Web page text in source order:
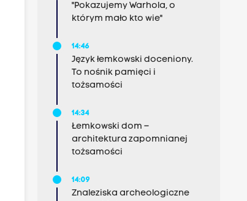
"Pokazujemy Warhola, o
którym mało kto wie"
14:46
Język łemkowski doceniony.
To nośnik pamięci i
tożsamości
14:34
Łemkowski dom –
architektura zapomnianej
tożsamości
14:09
Znaleziska archeologiczne